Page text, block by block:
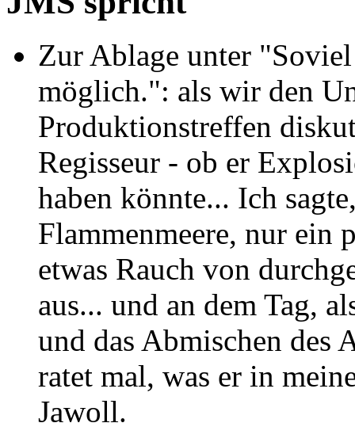
Zur Ablage unter
möglich.": als wir den
Produktionstreffen
Regisseur - ob er
haben könnte... Ich
Flammenmeere, nur ein
etwas Rauch von
aus... und an dem Tag,
und das Abmischen des
ratet mal, was er in
Jawoll.